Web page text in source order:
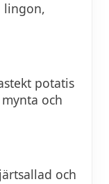
lingon,
potatis
och
och